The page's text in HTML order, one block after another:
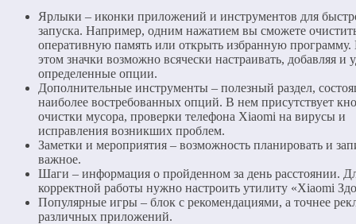
Ярлыки – иконки приложений и инструментов для
запуска. Например, одним нажатием вы сможете
оперативную память или открыть избранную
этом значки возможно всячески настраивать, добавляя и
определенные опции.
Дополнительные инструменты – полезный раздел,
наиболее востребованных опций. В нем присутствует
очистки мусора, проверки телефона Xiaomi на вирусы и
исправления возникших проблем.
Заметки и мероприятия – возможность планировать и
важное.
Шаги – информация о пройденном за день расстоянии.
корректной работы нужно настроить утилиту «Xiaomi
Популярные игры – блок с рекомендациями, а точнее
различных приложений.